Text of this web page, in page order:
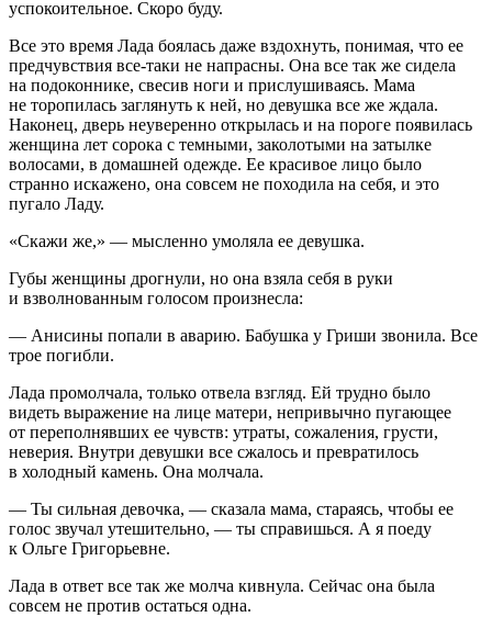
успокоительное. Скоро буду.
Все это время Лада боялась даже вздохнуть, понимая, что ее
предчувствия все-таки не напрасны. Она все так же сидела
на подоконнике, свесив ноги и прислушиваясь. Мама
не торопилась заглянуть к ней, но девушка все же ждала.
Наконец, дверь неуверенно открылась и на пороге появилась
женщина лет сорока с темными, заколотыми на затылке
волосами, в домашней одежде. Ее красивое лицо было
странно искажено, она совсем не походила на себя, и это
пугало Ладу.
«Скажи же,» — мысленно умоляла ее девушка.
Губы женщины дрогнули, но она взяла себя в руки
и взволнованным голосом произнесла:
— Анисины попали в аварию. Бабушка у Гриши звонила. Все
трое погибли.
Лада промолчала, только отвела взгляд. Ей трудно было
видеть выражение на лице матери, непривычно пугающее
от переполнявших ее чувств: утраты, сожаления, грусти,
неверия. Внутри девушки все сжалось и превратилось
в холодный камень. Она молчала.
— Ты сильная девочка, — сказала мама, стараясь, чтобы ее
голос звучал утешительно, — ты справишься. А я поеду
к Ольге Григорьевне.
Лада в ответ все так же молча кивнула. Сейчас она была
совсем не против остаться одна.